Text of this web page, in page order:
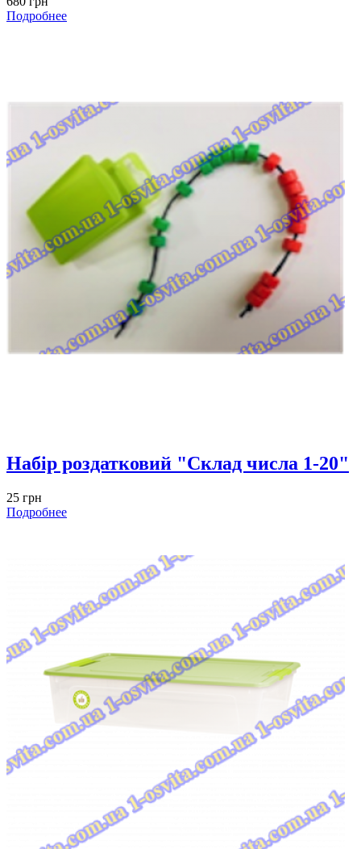
Подробнее
Набір роздатковий "Склад числа 1-20"
25 грн
Подробнее